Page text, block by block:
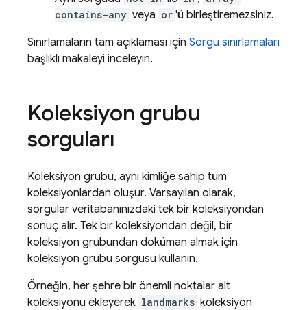
contains-any veya or 'ü birleştiremezsiniz.
Sınırlamaların tam açıklaması için Sorgu sınırlamaları
başlıklı makaleyi inceleyin.
Koleksiyon grubu
sorguları
Koleksiyon grubu, aynı kimliğe sahip tüm
koleksiyonlardan oluşur. Varsayılan olarak,
sorgular veritabanınızdaki tek bir koleksiyondan
sonuç alır. Tek bir koleksiyondan değil, bir
koleksiyon grubundan doküman almak için
koleksiyon grubu sorgusu kullanın.
Örneğin, her şehre bir önemli noktalar alt
koleksiyonu ekleyerek landmarks koleksiyon